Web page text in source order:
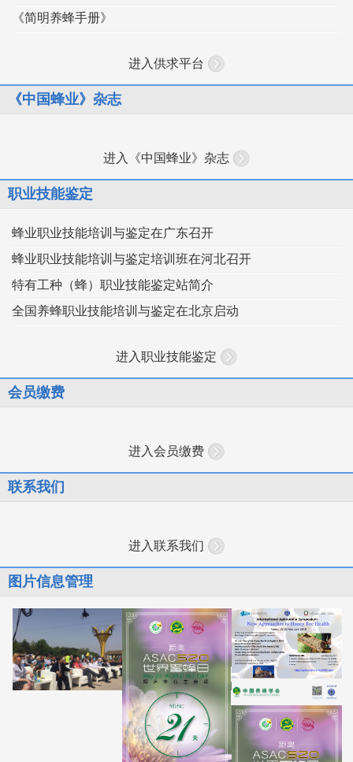
《简明养蜂手册》
进入供求平台
《中国蜂业》杂志
进入《中国蜂业》杂志
职业技能鉴定
蜂业职业技能培训与鉴定在广东召开
蜂业职业技能培训与鉴定培训班在河北召开
特有工种（蜂）职业技能鉴定站简介
全国养蜂职业技能培训与鉴定在北京启动
进入职业技能鉴定
会员缴费
进入会员缴费
联系我们
进入联系我们
图片信息管理